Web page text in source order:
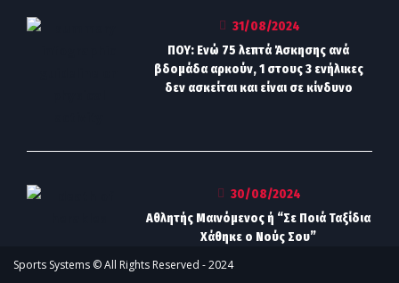
31/08/2024
ΠΟΥ: Ενώ 75 λεπτά Άσκησης ανά
βδομάδα αρκούν, 1 στους 3 ενήλικες
δεν ασκείται και είναι σε κίνδυνο
30/08/2024
Αθλητής Μαινόμενος ή “Σε Ποιά Ταξίδια
Χάθηκε ο Νούς Σου”
Sports Systems © All Rights Reserved - 2024